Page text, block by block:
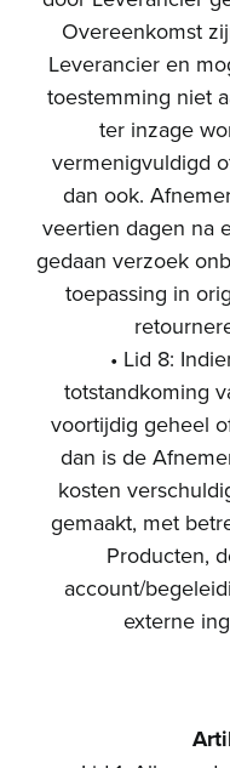
Overeenkomst
Leverancier en
toestemming niet
ter inzage
vermenigvuldigd
dan ook.
veertien dagen na
gedaan verzoek
toepassing in
• Lid 8:
totstandkoming
voortijdig geheel
dan is de
kosten
gemaakt, met
Producten,
account/
externe